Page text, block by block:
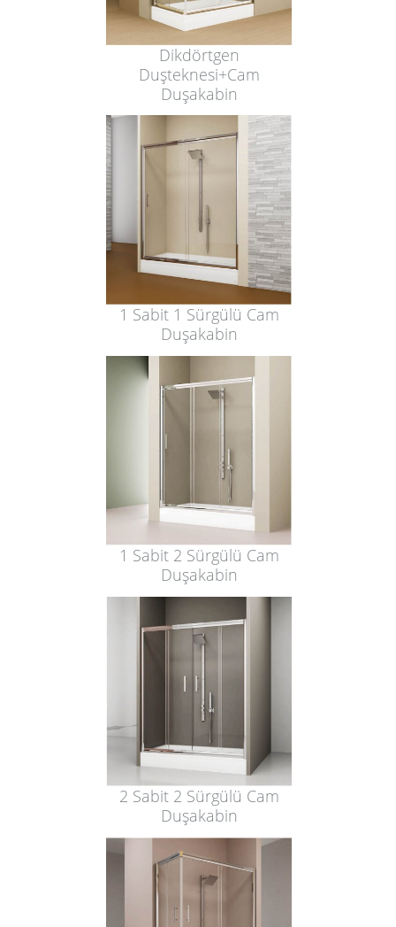
Dikdörtgen
Duşteknesi+Cam
Duşakabin
1 Sabit 1 Sürgülü Cam
Duşakabin
1 Sabit 2 Sürgülü Cam
Duşakabin
2 Sabit 2 Sürgülü Cam
Duşakabin